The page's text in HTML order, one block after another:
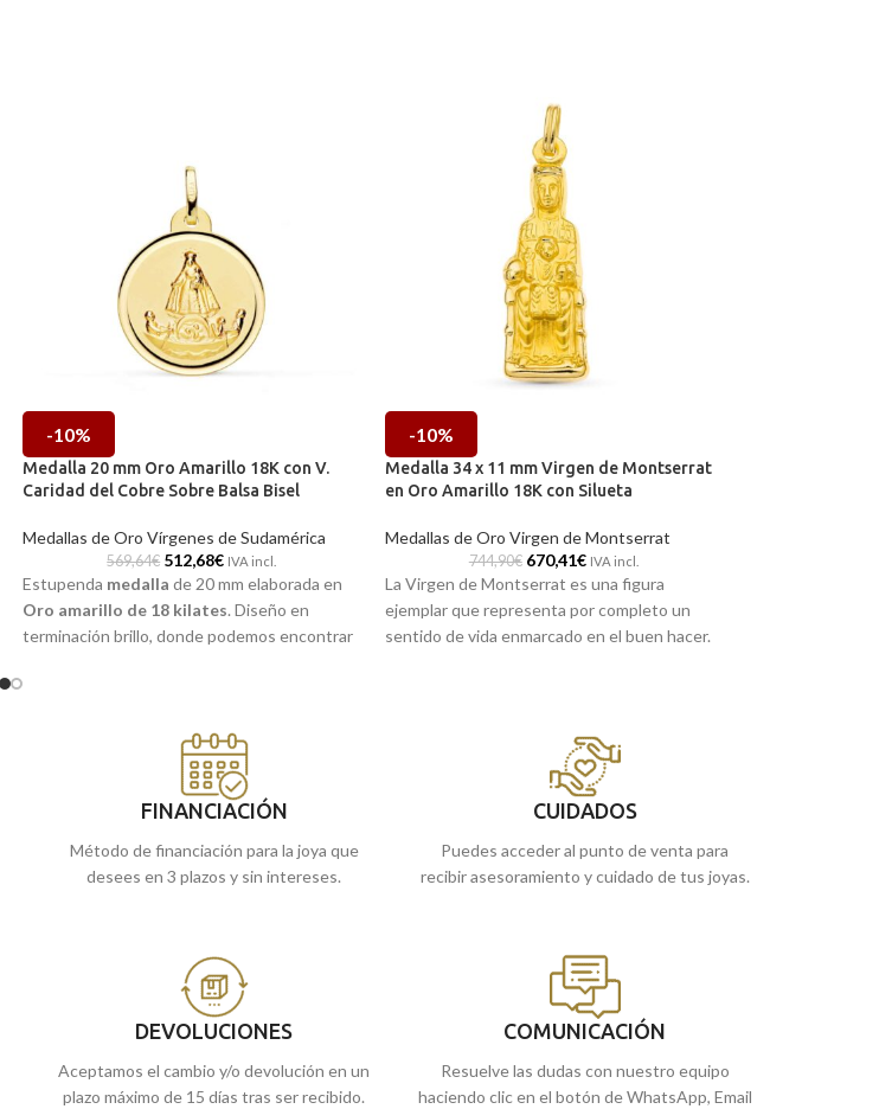
-10%
Medalla 20 mm Oro Amarillo 18K con V.
Caridad del Cobre Sobre Balsa Bisel
Medallas de Oro Vírgenes de Sudamérica
569,64€ 512,68€ IVA incl.
Estupenda medalla de 20 mm elaborada en
Oro amarillo de 18 kilates. Diseño en
terminación brillo, donde podemos encontrar
Patrona de Cuba, que podrás llevarla siempre
contigo en esta joya atemporal y duradera
de Málaga, o comprarla online y te la
llevamos a casa.
-10%
Medalla 34 x 11 mm Virgen de Montserrat
en Oro Amarillo 18K con Silueta
Medallas de Oro Virgen de Montserrat
744,90€ 670,41€ IVA incl.
La Virgen de Montserrat es una figura
ejemplar que representa por completo un
sentido de vida enmarcado en el buen hacer.
tallados en su borde para darle un toque más
FINANCIACIÓN
Método de financiación para la joya que
desees en 3 plazos y sin intereses.
CUIDADOS
Puedes acceder al punto de venta para
recibir asesoramiento y cuidado de tus joyas.
DEVOLUCIONES
Aceptamos el cambio y/o devolución en un
plazo máximo de 15 días tras ser recibido.
COMUNICACIÓN
Resuelve las dudas con nuestro equipo
haciendo clic en el botón de WhatsApp, Email